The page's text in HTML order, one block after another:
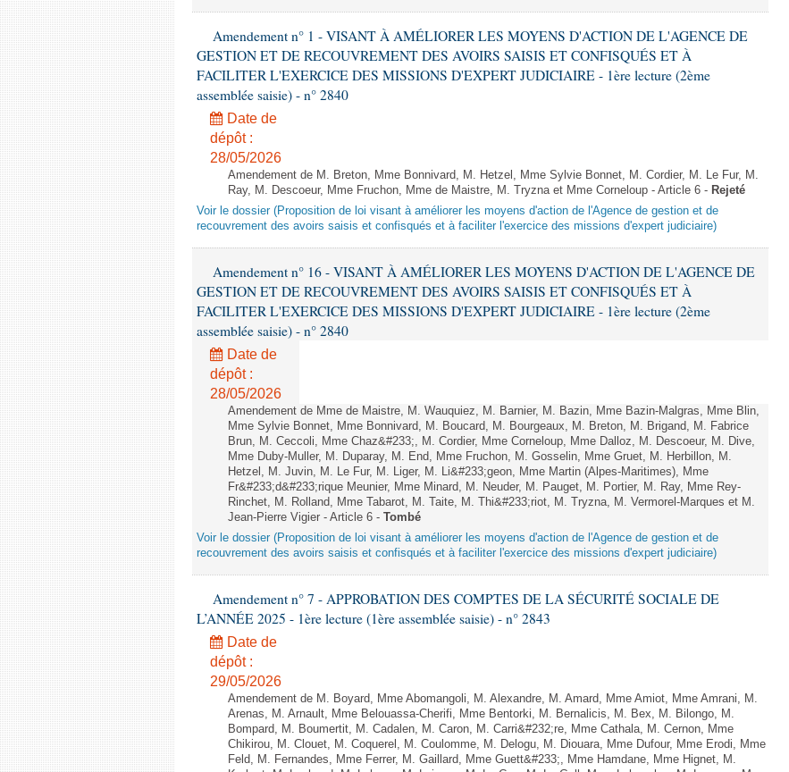
Amendement n° 1 - VISANT À AMÉLIORER LES MOYENS D'ACTION DE L'AGENCE DE
GESTION ET DE RECOUVREMENT DES AVOIRS SAISIS ET CONFISQUÉS ET À
FACILITER L'EXERCICE DES MISSIONS D'EXPERT JUDICIAIRE - 1ère lecture (2ème
assemblée saisie) - n° 2840
Date de
dépôt :
28/05/2026
Amendement de M. Breton, Mme Bonnivard, M. Hetzel, Mme Sylvie Bonnet, M. Cordier, M. Le Fur, M.
Ray, M. Descoeur, Mme Fruchon, Mme de Maistre, M. Tryzna et Mme Corneloup - Article 6 - Rejeté
Voir le dossier (Proposition de loi visant à améliorer les moyens d'action de l'Agence de gestion et de
recouvrement des avoirs saisis et confisqués et à faciliter l'exercice des missions d'expert judiciaire)
Amendement n° 16 - VISANT À AMÉLIORER LES MOYENS D'ACTION DE L'AGENCE DE
GESTION ET DE RECOUVREMENT DES AVOIRS SAISIS ET CONFISQUÉS ET À
FACILITER L'EXERCICE DES MISSIONS D'EXPERT JUDICIAIRE - 1ère lecture (2ème
assemblée saisie) - n° 2840
Date de
dépôt :
28/05/2026
Amendement de Mme de Maistre, M. Wauquiez, M. Barnier, M. Bazin, Mme Bazin-Malgras, Mme Blin,
Mme Sylvie Bonnet, Mme Bonnivard, M. Boucard, M. Bourgeaux, M. Breton, M. Brigand, M. Fabrice
Brun, M. Ceccoli, Mme Chaz&#233;, M. Cordier, Mme Corneloup, Mme Dalloz, M. Descoeur, M. Dive,
Mme Duby-Muller, M. Duparay, M. End, Mme Fruchon, M. Gosselin, Mme Gruet, M. Herbillon, M.
Hetzel, M. Juvin, M. Le Fur, M. Liger, M. Li&#233;geon, Mme Martin (Alpes-Maritimes), Mme
Fr&#233;d&#233;rique Meunier, Mme Minard, M. Neuder, M. Pauget, M. Portier, M. Ray, Mme Rey-
Rinchet, M. Rolland, Mme Tabarot, M. Taite, M. Thi&#233;riot, M. Tryzna, M. Vermorel-Marques et M.
Jean-Pierre Vigier - Article 6 - Tombé
Voir le dossier (Proposition de loi visant à améliorer les moyens d'action de l'Agence de gestion et de
recouvrement des avoirs saisis et confisqués et à faciliter l'exercice des missions d'expert judiciaire)
Amendement n° 7 - APPROBATION DES COMPTES DE LA SÉCURITÉ SOCIALE DE
L’ANNÉE 2025 - 1ère lecture (1ère assemblée saisie) - n° 2843
Date de
dépôt :
29/05/2026
Amendement de M. Boyard, Mme Abomangoli, M. Alexandre, M. Amard, Mme Amiot, Mme Amrani, M.
Arenas, M. Arnault, Mme Belouassa-Cherifi, Mme Bentorki, M. Bernalicis, M. Bex, M. Bilongo, M.
Bompard, M. Boumertit, M. Cadalen, M. Caron, M. Carri&#232;re, Mme Cathala, M. Cernon, Mme
Chikirou, M. Clouet, M. Coquerel, M. Coulomme, M. Delogu, M. Diouara, Mme Dufour, Mme Erodi, Mme
Feld, M. Fernandes, Mme Ferrer, M. Gaillard, Mme Guett&#233;, Mme Hamdane, Mme Hignet, M.